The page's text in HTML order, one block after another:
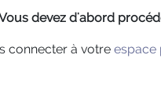
devez d'abord
connecter à votre espace